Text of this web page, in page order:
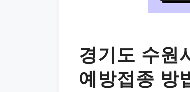
경기도 수원
예방접종 방